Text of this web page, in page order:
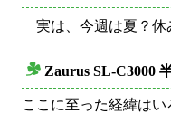
実は、今週は夏？休
Zaurus SL-C3000
ここに至った経緯はい